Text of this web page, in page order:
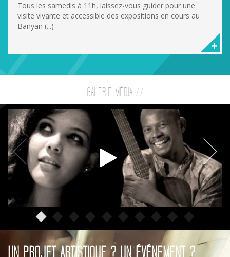
Tous les samedis à 11h, laissez-vous guider pour une
visite vivante et accessible des expositions en cours au
Banyan (...)
GALERIE MÉDIA //